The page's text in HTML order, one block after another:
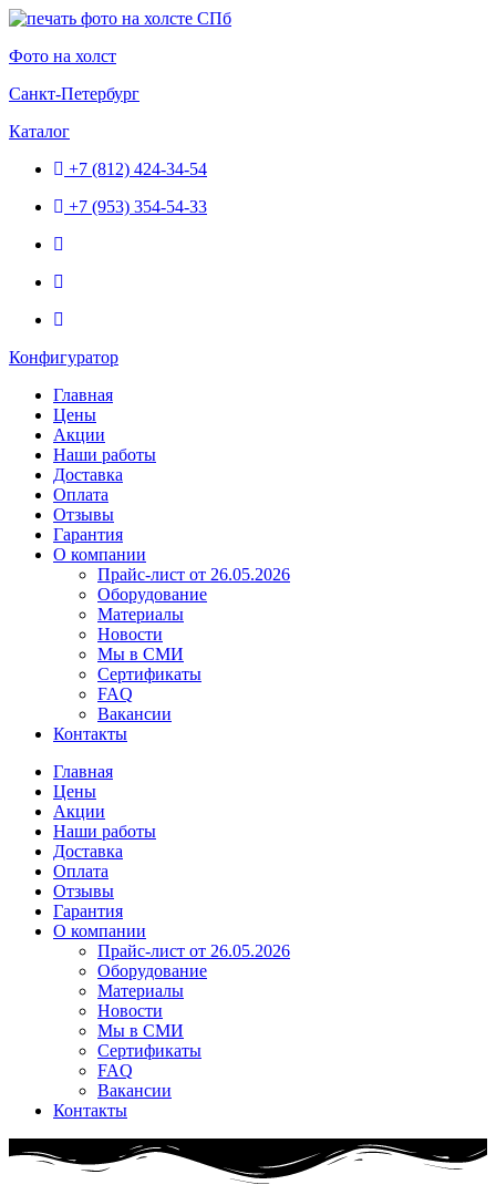
Перейти
содержимому
Фото на холст
Санкт-Петербург
Каталог
+7 (812) 424-34-54
+7 (953) 354-54-33
Конфигуратор
Главная
Цены
Акции
Наши работы
Доставка
Оплата
Отзывы
Гарантия
О компании
Прайс-лист от 26.05.2026
Оборудование
Материалы
Новости
Мы в СМИ
Сертификаты
FAQ
Вакансии
Контакты
Главная
Цены
Акции
Наши работы
Доставка
Оплата
Отзывы
Гарантия
О компании
Прайс-лист от 26.05.2026
Оборудование
Материалы
Новости
Мы в СМИ
Сертификаты
FAQ
Вакансии
Контакты